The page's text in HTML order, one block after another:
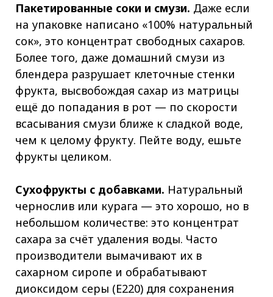
Пакетированные соки и смузи. Даже если
на упаковке написано «100% натуральный
сок», это концентрат свободных сахаров.
Более того, даже домашний смузи из
блендера разрушает клеточные стенки
фрукта, высвобождая сахар из матрицы
ещё до попадания в рот — по скорости
всасывания смузи ближе к сладкой воде,
чем к целому фрукту. Пейте воду, ешьте
фрукты целиком.
Сухофрукты с добавками. Натуральный
чернослив или курага — это хорошо, но в
небольшом количестве: это концентрат
сахара за счёт удаления воды. Часто
производители вымачивают их в
сахарном сиропе и обрабатывают
диоксидом серы (Е220) для сохранения